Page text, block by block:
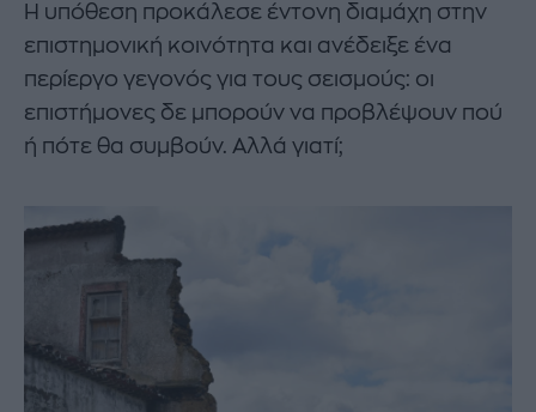
Η υπόθεση προκάλεσε έντονη διαμάχη στην
επιστημονική κοινότητα και ανέδειξε ένα
περίεργο γεγονός για τους σεισμούς: οι
επιστήμονες δε μπορούν να προβλέψουν πού
ή πότε θα συμβούν. Αλλά γιατί;